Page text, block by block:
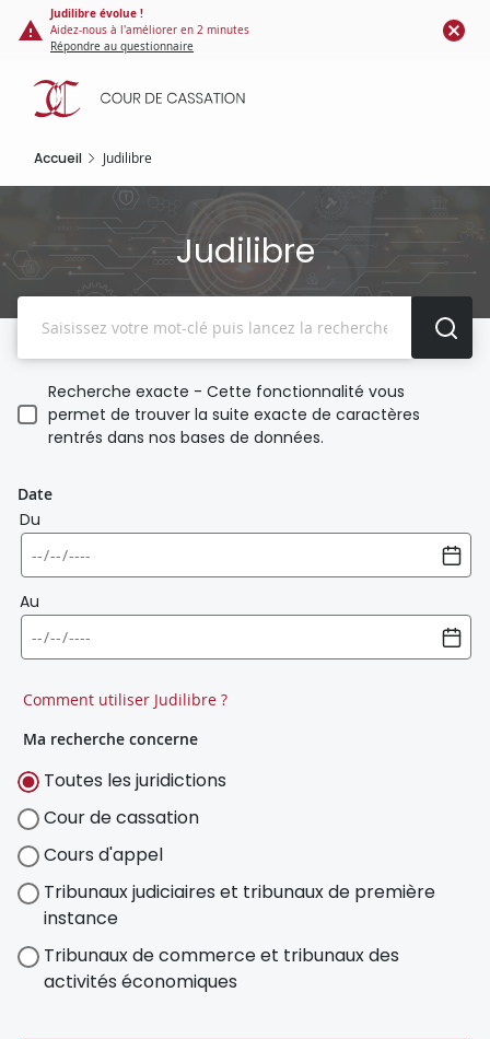
Panneau de gestion des cookies
contenu
principal
Judilibre évolue !
Aidez-nous à l'améliorer en 2 minutes
Répondre au questionnaire
Accueil Judilibre
Judilibre
Recherche exacte - Cette fonctionnalité vous
permet de trouver la suite exacte de caractères
rentrés dans nos bases de données.
Date
Du
Au
Comment utiliser Judilibre ?
Ma recherche concerne
Toutes les juridictions
Cour de cassation
Cours d'appel
Tribunaux judiciaires et tribunaux de première
instance
Tribunaux de commerce et tribunaux des
activités économiques